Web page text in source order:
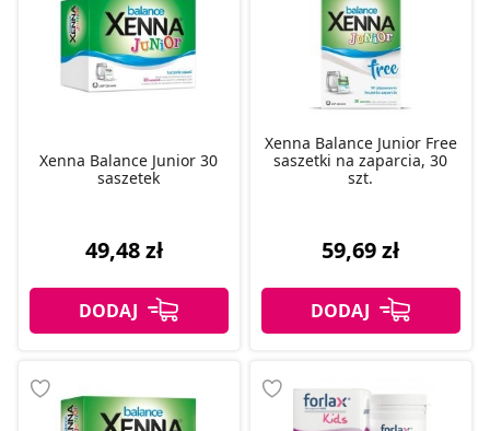
Xenna Balance Junior 30
saszetek
49,48 zł
Xenna Balance Junior Free
saszetki na zaparcia, 30
szt.
59,69 zł